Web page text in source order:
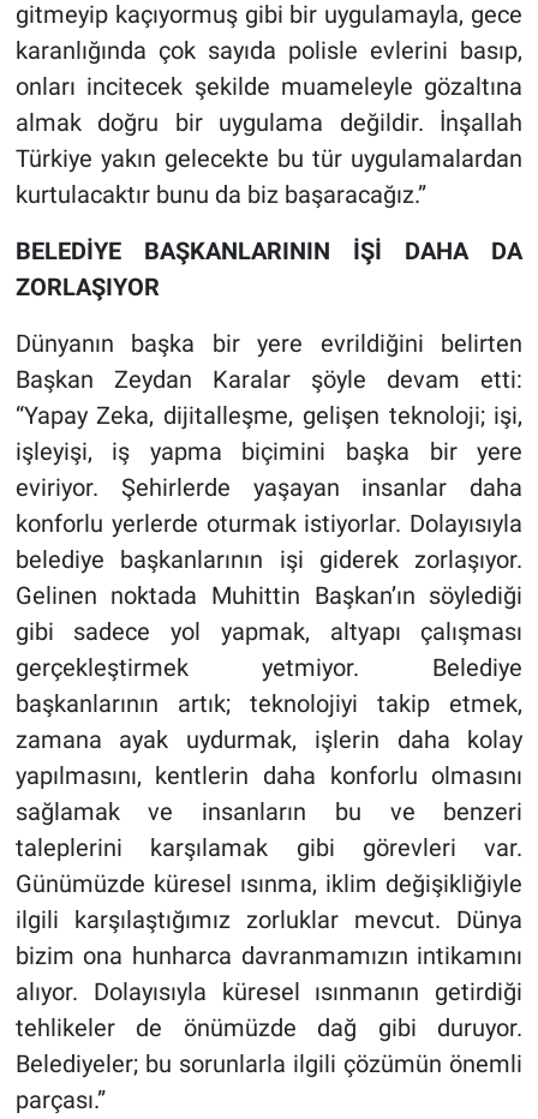
gitmeyip kaçıyormuş gibi bir uygulamayla, gece
karanlığında çok sayıda polisle evlerini basıp,
onları incitecek şekilde muameleyle gözaltına
almak doğru bir uygulama değildir. İnşallah
Türkiye yakın gelecekte bu tür uygulamalardan
kurtulacaktır bunu da biz başaracağız.”
BELEDİYE BAŞKANLARININ İŞİ DAHA DA
ZORLAŞIYOR
Dünyanın başka bir yere evrildiğini belirten
Başkan Zeydan Karalar şöyle devam etti:
“Yapay Zeka, dijitalleşme, gelişen teknoloji; işi,
işleyişi, iş yapma biçimini başka bir yere
eviriyor. Şehirlerde yaşayan insanlar daha
konforlu yerlerde oturmak istiyorlar. Dolayısıyla
belediye başkanlarının işi giderek zorlaşıyor.
Gelinen noktada Muhittin Başkan’ın söylediği
gibi sadece yol yapmak, altyapı çalışması
gerçekleştirmek yetmiyor. Belediye
başkanlarının artık; teknolojiyi takip etmek,
zamana ayak uydurmak, işlerin daha kolay
yapılmasını, kentlerin daha konforlu olmasını
sağlamak ve insanların bu ve benzeri
taleplerini karşılamak gibi görevleri var.
Günümüzde küresel ısınma, iklim değişikliğiyle
ilgili karşılaştığımız zorluklar mevcut. Dünya
bizim ona hunharca davranmamızın intikamını
alıyor. Dolayısıyla küresel ısınmanın getirdiği
tehlikeler de önümüzde dağ gibi duruyor.
Belediyeler; bu sorunlarla ilgili çözümün önemli
parçası.”